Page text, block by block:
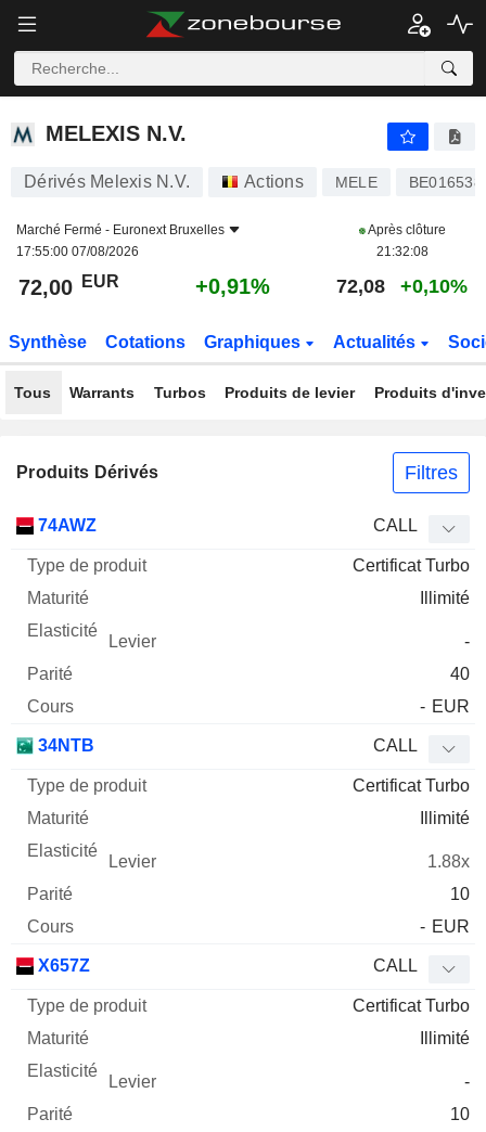
MELEXIS N.V.
MELEXIS N.V.
Dérivés Melexis N.V. Actions MELE
Marché Fermé - Euronext Bruxelles
17:55:00 07/08/2026
Après clôture
21:32:08
72,00 EUR +0,91% 72,08 +0,10%
Synthèse Cotations Graphiques Actualités
Tous Warrants Turbos Produits de levier Produits
Produits Dérivés Filtres
Mnemo Type produit
Levier Parité
74AWZ CALL
Certificat Turbo
Illimité
-
40
- EUR
34NTB CALL
Certificat Turbo
Illimité
1.88x
10
- EUR
X657Z CALL
Certificat Turbo
Illimité
-
10